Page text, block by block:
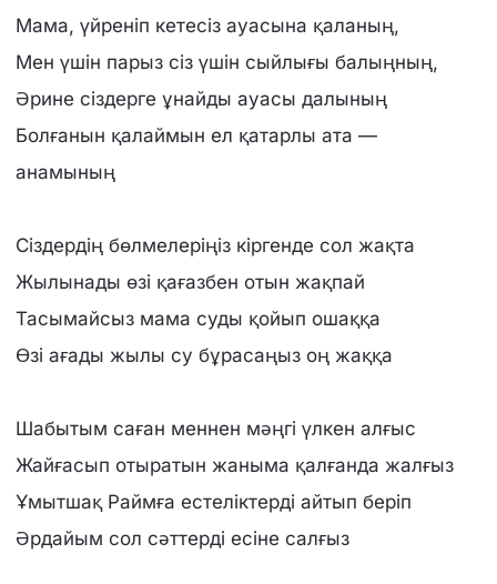
Мама, үйреніп кетесіз ауасына қаланың,
Мен үшін парыз сіз үшін сыйлығы балыңның,
Әрине сіздерге ұнайды ауасы далының
Болғанын қалаймын ел қатарлы ата —
анамының
Сіздердің бөлмелеріңіз кіргенде сол жақта
Жылынады өзі қағазбен отын жақпай
Тасымайсыз мама суды қойып ошаққа
Өзі ағады жылы су бұрасаңыз оң жаққа
Шабытым саған меннен мәңгі үлкен алғыс
Жайғасып отыратын жаныма қалғанда жалғыз
Ұмытшақ Раймға естеліктерді айтып беріп
Әрдайым сол сәттерді есіне салғыз